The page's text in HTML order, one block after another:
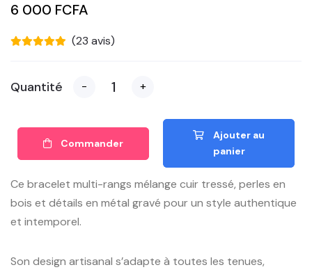
6 000 FCFA
(23 avis)
Quantité - +
Commander
Ajouter au
panier
Ce bracelet multi-rangs mélange cuir tressé, perles en
bois et détails en métal gravé pour un style authentique
et intemporel.
Son design artisanal s’adapte à toutes les tenues,